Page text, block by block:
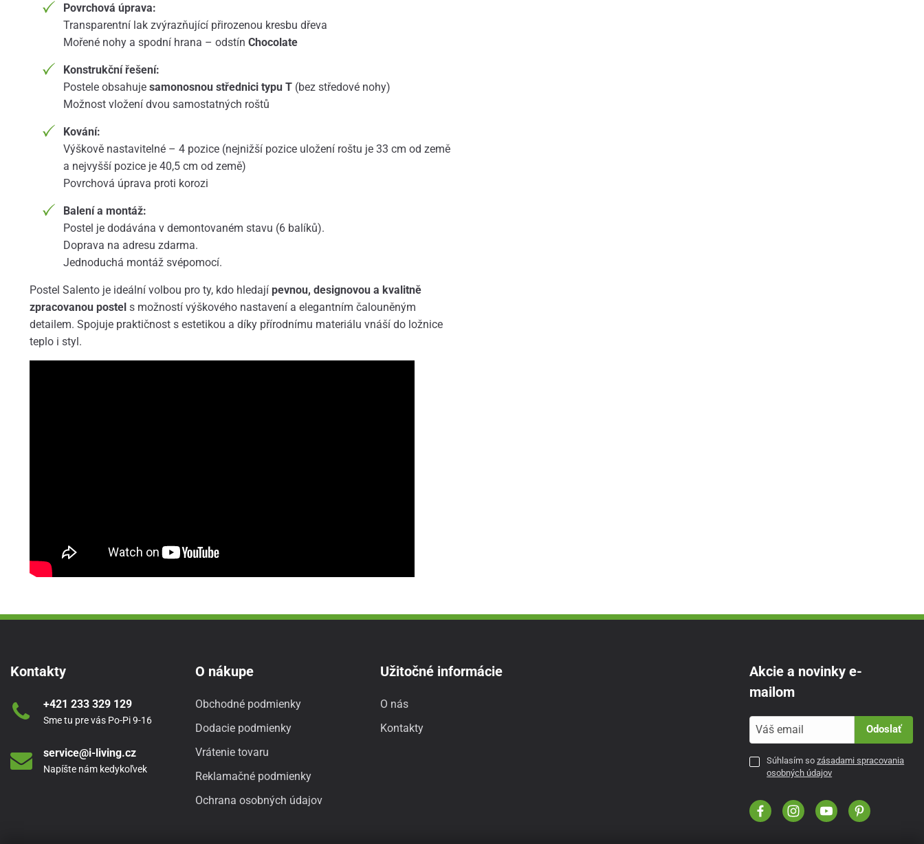
Povrchová úprava:
Transparentní lak zvýrazňující přirozenou kresbu dřeva
Mořené nohy a spodní hrana – odstín Chocolate
Konstrukční řešení:
Postele obsahuje samonosnou střednici typu T(bez středové nohy)
Možnost vložení dvou samostatných roštů
Kování:
Výškově nastavitelné – 4 pozice (nejnižší pozice uložení roštu je 33 cm od země
a nejvyšší pozice je 40,5 cm od země)
Povrchová úprava proti korozi
Balení a montáž:
Postel je dodávána v demontovaném stavu (6 balíků).
Doprava na adresu zdarma.
Jednoduchá montáž svépomocí.
Postel Salento je ideální volbou pro ty, kdo hledají pevnou, designovou a kvalitně
zpracovanou postels možností výškového nastavení a elegantním čalouněným
detailem. Spojuje praktičnost s estetikou a díky přírodnímu materiálu vnáší do ložnice
teplo i styl.
Kontakty
+421 233 329 129
Sme tu pre vás Po-Pi 9-16
service@i-living.cz
Napíšte nám kedykoľvek
O nákupe
Obchodné podmienky
Dodacie podmienky
Vrátenie tovaru
Reklamačné podmienky
Ochrana osobných údajov
Užitočné informácie
O nás
Kontakty
Akcie a novinky e-
mailom
Odoslať
Súhlasím sozásadami spracovania
osobných údajov